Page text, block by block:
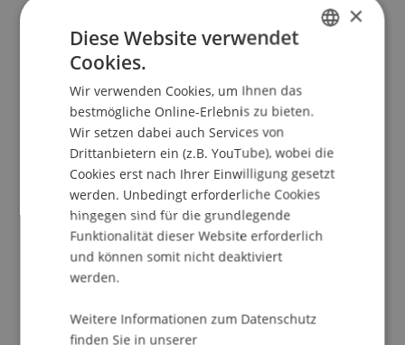
Masterstudiengang Entrepreneurship, Innovation
und Leadership (MSc EIL 25) (01.09.2025)
Lehrveranstaltung
Educational Journey
Die Studienreise vertieft die Inhalte des
Semesters in einem extrem
wachstumsorientierten Umfeld und erläutert an
Beispielen aus der Unternehmenswelt:
Praktische Einblicke in ein internationales
Umfeld.
Unternehmern diskutieren.
×
Diese Website verwendet
Cookies.
Wir verwenden Cookies, um Ihnen das
bestmögliche Online-Erlebnis zu bieten.
Wir setzen dabei auch Services von
Drittanbietern ein (z.B. YouTube), wobei die
Cookies erst nach Ihrer Einwilligung gesetzt
werden. Unbedingt erforderliche Cookies
hingegen sind für die grundlegende
Funktionalität dieser Website erforderlich
und können somit nicht deaktiviert
werden.
Weitere Informationen zum Datenschutz
finden Sie in unserer